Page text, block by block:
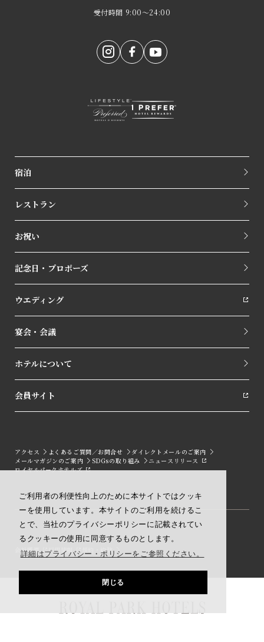
ご利用者の利便性向上のために本サイトではクッキ
ーを使用しています。本サイトのご利用を続けるこ
とで、当社のプライバシーポリシーに記載されてい
るクッキーの使用に同意するものとします。
詳細はプライバシー・ポリシーをご参照ください。
閉じる
受付時間 9:00～24:00
宿泊
レストラン
お祝い
記念日・プロポーズ
ウエディング
宴会・会議
ホテルについて
会員サイト
アクセス よくあるご質問／お問合せ
ダイレクトメールのご案内
メールマガジンのご案内
SDGsの取り組み
ニュースリリース
ロイヤルパークホテルズ
会社概要 採用情報 規約・約款